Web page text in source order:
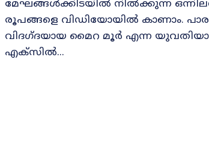
മേഘങ്ങള്‍ക്കിടയില്‍ നില്‍ക്കുന്ന
രൂപങ്ങളെ വിഡിയോയില്‍ കാണാം.
വിദഗ്ദയായ മൈറ മൂര്‍ എന്ന
എക്സില്‍...